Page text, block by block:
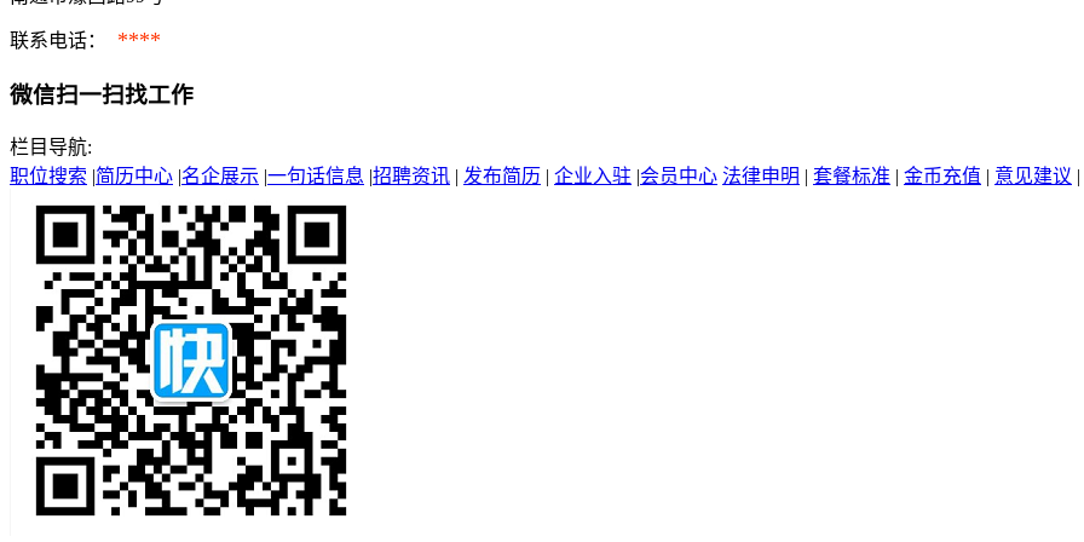
联系电话： ****
微信扫一扫找工作
栏目导航:
职位搜索 |简历中心 |名企展示 |一句话信息 |招聘资讯 | 发布简历 | 企业入驻 |会员中心 法律申明 | 套餐标准 | 金币充值 | 意见建议 |